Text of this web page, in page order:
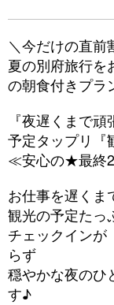
＼今だけの直前
夏の別府旅行を
の朝食付きプラ
『夜遅くまで
予定タップリ『
≪安心の★最終
お仕事を遅くま
観光の予定たっ
チェックインが
らず
穏やかな夜のひ
す♪